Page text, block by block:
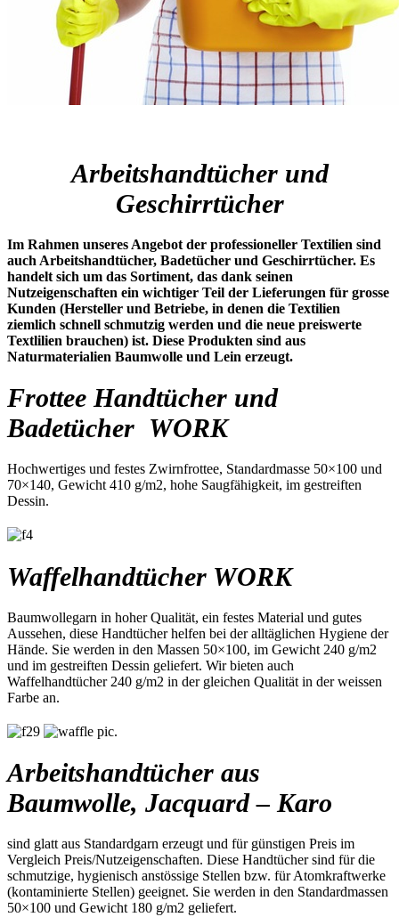
Arbeitshandtücher und
Geschirrtücher
Im Rahmen unseres Angebot der professioneller Textilien sind
auch Arbeitshandtücher, Badetücher und Geschirrtücher. Es
handelt sich um das Sortiment, das dank seinen
Nutzeigenschaften ein wichtiger Teil der Lieferungen für grosse
Kunden (Hersteller und Betriebe, in denen die Textilien
ziemlich schnell schmutzig werden und die neue preiswerte
Textlilien brauchen) ist. Diese Produkten sind aus
Naturmaterialien Baumwolle und Lein erzeugt.
Frottee Handtücher und
Badetücher WORK
Hochwertiges und festes Zwirnfrottee, Standardmasse 50×100 und
70×140, Gewicht 410 g/m2, hohe Saugfähigkeit, im gestreiften
Dessin.
Waffelhandtücher WORK
Baumwollegarn in hoher Qualität, ein festes Material und gutes
Aussehen, diese Handtücher helfen bei der alltäglichen Hygiene der
Hände. Sie werden in den Massen 50×100, im Gewicht 240 g/m2
und im gestreiften Dessin geliefert. Wir bieten auch
Waffelhandtücher 240 g/m2 in der gleichen Qualität in der weissen
Farbe an.
Arbeitshandtücher aus
Baumwolle, Jacquard – Karo
sind glatt aus Standardgarn erzeugt und für günstigen Preis im
Vergleich Preis/Nutzeigenschaften. Diese Handtücher sind für die
schmutzige, hygienisch anstössige Stellen bzw. für Atomkraftwerke
(kontaminierte Stellen) geeignet. Sie werden in den Standardmassen
50×100 und Gewicht 180 g/m2 geliefert.